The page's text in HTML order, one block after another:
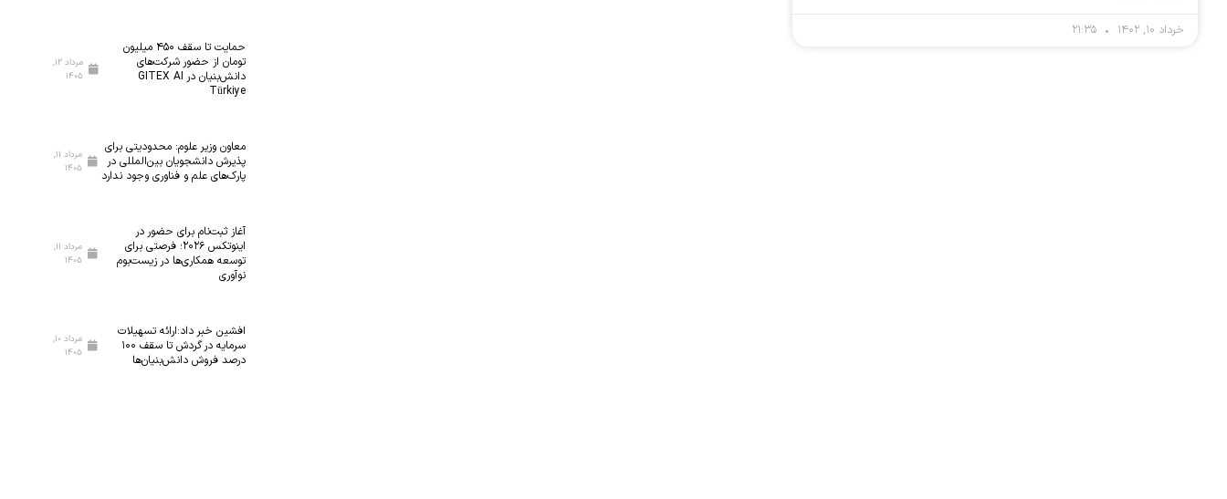
خرداد ۱۰, ۱۴۰۲
حمایت تا سقف ۴۵۰ میلیون
تومان از حضور شرکت‌های
دانش‌بنیان در GITEX AI
Türkiye
مرداد ۱۲,
۱۴۰۵
معاون وزیر علوم: محدودیتی برای
پذیرش دانشجویان بین‌المللی در
پارک‌های علم و فناوری وجود ندارد
مرداد ۱۱,
۱۴۰۵
آغاز ثبت‌نام برای حضور در
اینوتکس ۲۰۲۶؛ فرصتی برای
توسعه همکاری‌ها در زیست‌بوم
نوآوری
مرداد ۱۱,
۱۴۰۵
افشین خبر داد:ارائه تسهیلات
سرمایه در گردش تا سقف ۱۰۰
درصد فروش دانش‌بنیان‌ها
مرداد ۱۰,
۱۴۰۵